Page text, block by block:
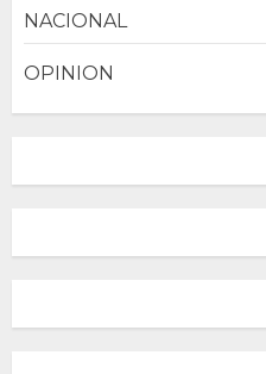
NACIONAL
OPINION